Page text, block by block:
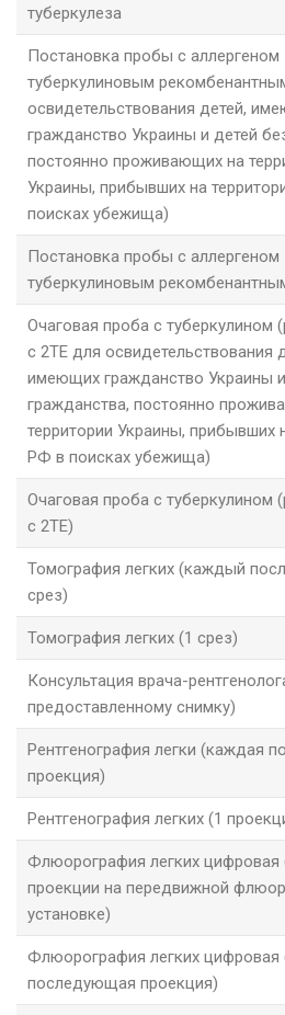
туберкулеза
Постановка пробы с аллергеном
туберкулиновым
освидетельствования детей,
гражданство Украины и детей
постоянно проживающих на
Украины, прибывших на
поисках убежища)
Постановка пробы с аллергеном
туберкулиновым
Очаговая проба с туберкулином
с 2ТЕ для освидетельствования
имеющих гражданство Украины
гражданства, постоянно
территории Украины, прибывших
РФ в поисках убежища)
Очаговая проба с туберкулином
с 2ТЕ)
Томография легких (каждый
срез)
Томография легких (1 срез)
Консультация врача-
предоставленному снимку)
Рентгенография легки (каждая
проекция)
Рентгенография легких (1
Флюорография легких цифровая
проекции на передвижной
установке)
Флюорография легких цифровая
последующая проекция)